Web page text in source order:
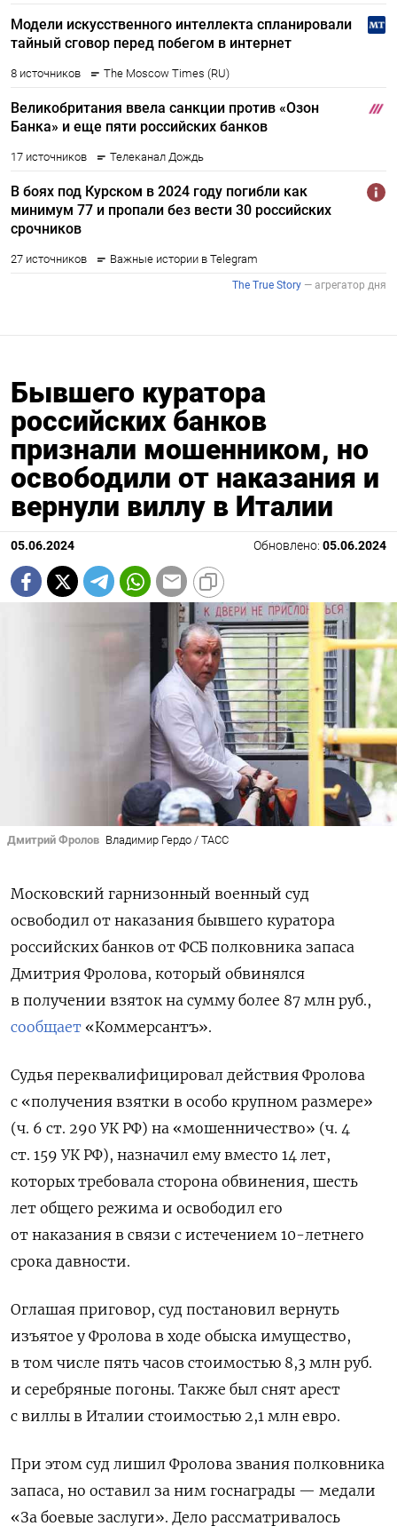
Бывшего куратора
российских банков
признали мошенником, но
освободили от наказания и
вернули виллу в Италии
05.06.2024 Обновлено: 05.06.2024
Дмитрий Фролов Владимир Гердо / ТАСС
Московский гарнизонный военный суд
освободил от наказания бывшего куратора
российских банков от ФСБ полковника запаса
Дмитрия Фролова, который обвинялся
в получении взяток на сумму более 87 млн руб.,
сообщает «Коммерсантъ».
Судья переквалифицировал действия Фролова
с «получения взятки в особо крупном размере»
(ч. 6 ст. 290 УК РФ) на «мошенничество» (ч. 4
ст. 159 УК РФ), назначил ему вместо 14 лет,
которых требовала сторона обвинения, шесть
лет общего режима и освободил его
от наказания в связи с истечением 10-летнего
срока давности.
Оглашая приговор, суд постановил вернуть
изъятое у Фролова в ходе обыска имущество,
в том числе пять часов стоимостью 8,3 млн руб.
и серебряные погоны. Также был снят арест
с виллы в Италии стоимостью 2,1 млн евро.
При этом суд лишил Фролова звания полковника
запаса, но оставил за ним госнаграды — медали
«За боевые заслуги». Дело рассматривалось